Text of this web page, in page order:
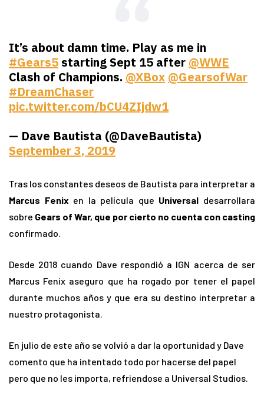
It’s about damn time. Play as me in
#Gears5 starting Sept 15 after @WWE
Clash of Champions. @XBox @GearsofWar
#DreamChaser
pic.twitter.com/bCU4ZIjdw1
— Dave Bautista (@DaveBautista)
September 3, 2019
Tras los constantes deseos de Bautista para interpretar a
Marcus Fenix en la película que Universal desarrollara
sobre Gears of War, que por cierto no cuenta con casting
confirmado.
Desde 2018 cuando Dave respondió a IGN acerca de ser
Marcus Fenix aseguro que ha rogado por tener el papel
durante muchos años y que era su destino interpretar a
nuestro protagonista.
En julio de este año se volvió a dar la oportunidad y Dave
comento que ha intentado todo por hacerse del papel
pero que no les importa, refriendose a Universal Studios.